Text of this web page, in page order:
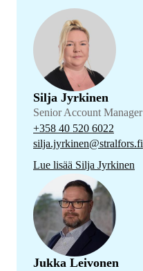
Silja Jyrkinen
Senior Account Manager
+358 40 520 6022
silja.jyrkinen@stralfors.fi
Lue lisää Silja Jyrkinen
Jukka Leivonen